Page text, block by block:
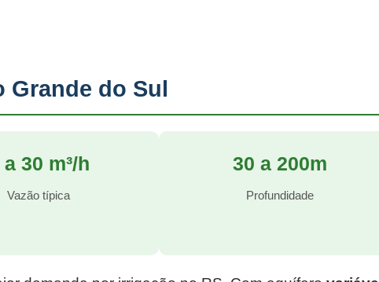
Grande do Sul
a 30 m³/h
Vazão típica
30 a 200m
Profundidade